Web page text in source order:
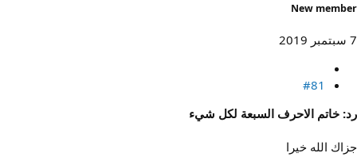
New member
7 سبتمبر 2019
#81
رد: خاتم الاحرف السبعة لكل شيء
جزاك الله خيرا